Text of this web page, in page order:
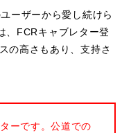
ーザーから愛し続けら
、FCRキャブレター登
の高さもあり、支持さ
ーです。公道での